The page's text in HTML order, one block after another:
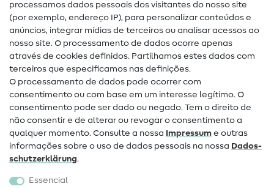
Guias de costura
Ajuda e contacto
Contacto
Mudança de proprietário
Perguntas frequentes (FAQ)
Direito de cancelamento
Popular
Tecidos
processamos dados pessoais dos visitantes do nosso site
(por exemplo, endereço IP), para personalizar conteúdos e
anúncios, integrar mídias de terceiros ou analisar acessos ao
nosso site. O processamento de dados ocorre apenas
através de cookies definidos. Partilhamos estes dados com
terceiros que especificamos nas definições.
O processamento de dados pode ocorrer com
consentimento ou com base em um interesse legítimo. O
consentimento pode ser dado ou negado. Tem o direito de
não consentir e de alterar ou revogar o consentimento a
qualquer momento. Consulte a nossa Impressum e outras
informações sobre o uso de dados pessoais na nossa Dados­
schutz­erklärung.
Essencial